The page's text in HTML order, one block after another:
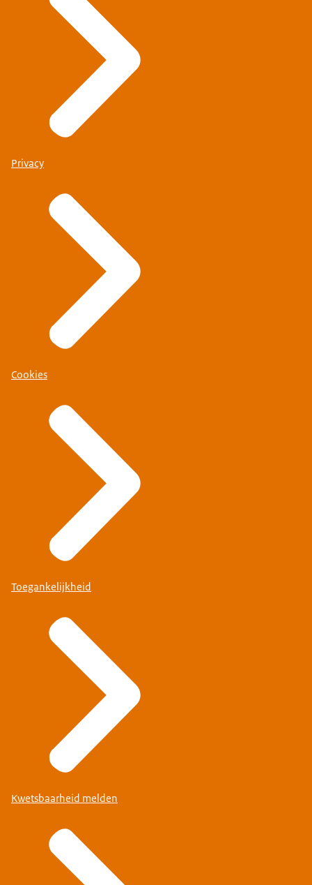
Privacy
Cookies
Toegankelijkheid
Kwetsbaarheid melden